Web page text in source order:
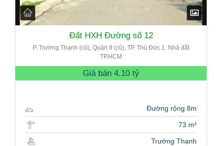
Đất HXH Đường số 12
P. Trường Thạnh (cũ), Quận 9 (cũ), TP. Thủ Đức 1. Nhà đất
TP.HCM
Giá bán 4.10 tỷ
Đường rộng 8m
73 m²
Trường Thạnh